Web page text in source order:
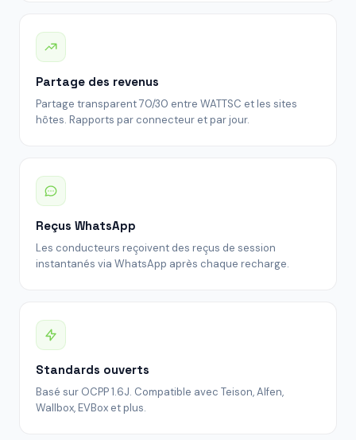
Partage des revenus
Partage transparent 70/30 entre WATTSC et les sites
hôtes. Rapports par connecteur et par jour.
Reçus WhatsApp
Les conducteurs reçoivent des reçus de session
instantanés via WhatsApp après chaque recharge.
Standards ouverts
Basé sur OCPP 1.6J. Compatible avec Teison, Alfen,
Wallbox, EVBox et plus.